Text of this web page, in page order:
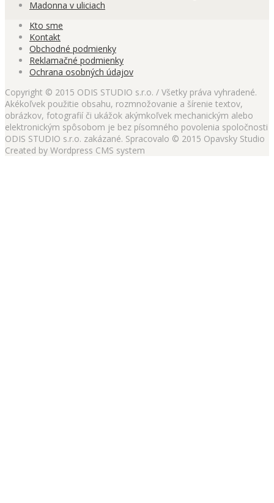
Madonna v uliciach
Kto sme
Kontakt
Obchodné podmienky
Reklamačné podmienky
Ochrana osobných údajov
Copyright © 2015 ODIS STUDIO s.r.o. / Všetky práva vyhradené.
Akékoľvek použitie obsahu, rozmnožovanie a šírenie textov,
obrázkov, fotografií či ukážok akýmkoľvek mechanickým alebo
elektronickým spôsobom je bez písomného povolenia spoločnosti
ODIS STUDIO s.r.o. zakázané. Spracovalo © 2015 Opavsky Studio
Created by Wordpress CMS system